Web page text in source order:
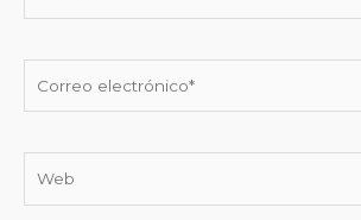
electrónico*